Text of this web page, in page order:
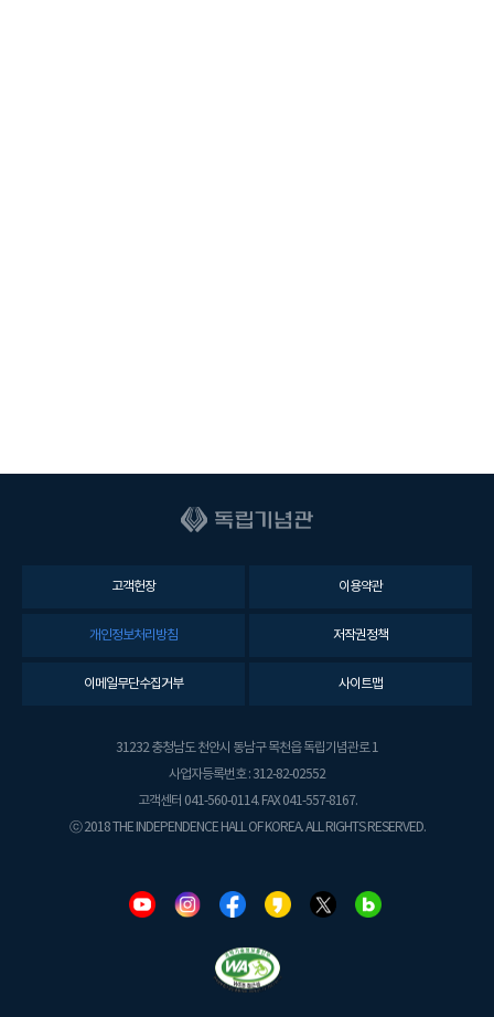
고객헌장 이용약관
개인정보처리방침 저작권정책
이메일무단수집거부 사이트맵
31232 충청남도 천안시 동남구 목천읍 독립기념관로 1
사업자등록번호 : 312-82-02552
고객센터 041-560-0114. FAX 041-557-8167.
ⓒ 2018 THE INDEPENDENCE HALL OF KOREA. ALL RIGHTS RESERVED.